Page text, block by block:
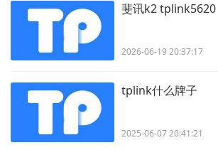
斐讯k2 tplink5620
2026-06-19 20:37:17
tplink什么牌子
2025-06-07 20:41:21